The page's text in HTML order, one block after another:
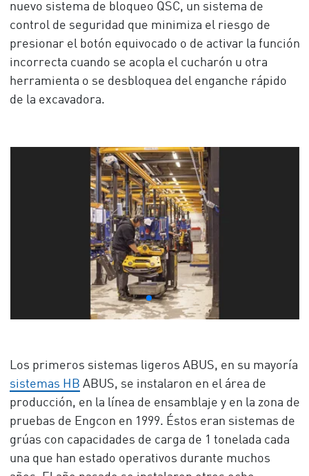
nuevo sistema de bloqueo QSC, un sistema de
control de seguridad que minimiza el riesgo de
presionar el botón equivocado o de activar la función
incorrecta cuando se acopla el cucharón u otra
herramienta o se desbloquea del enganche rápido
de la excavadora.
Los primeros sistemas ligeros ABUS, en su mayoría
sistemas HB ABUS, se instalaron en el área de
producción, en la línea de ensamblaje y en la zona de
pruebas de Engcon en 1999. Éstos eran sistemas de
grúas con capacidades de carga de 1 tonelada cada
una que han estado operativos durante muchos